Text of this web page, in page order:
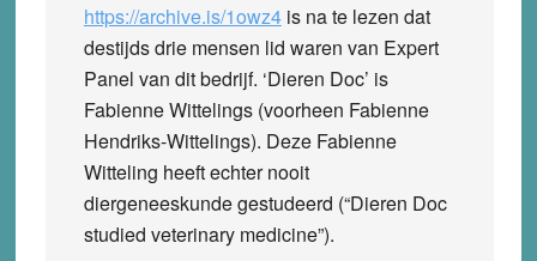
https://archive.is/1owz4is na te lezen dat
destijds drie mensen lid waren van Expert
Panel van dit bedrijf. ‘Dieren Doc’ is
Fabienne Wittelings (voorheen Fabienne
Hendriks-Wittelings). Deze Fabienne
Witteling heeft echter nooit
diergeneeskunde gestudeerd (“Dieren Doc
studied veterinary medicine”).